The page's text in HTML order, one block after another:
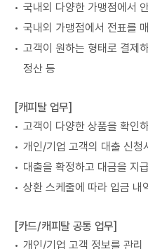
국내외 다양한 가맹점에서
국내외 가맹점에서 전표를
고객이 원하는 형태로 결제
정산 등
[캐피탈 업무]
고객이 다양한 상품을 확인
개인/기업 고객의 대출 신청
대출을 확정하고 대금을 지급
상환 스케줄에 따라 입금 내
[카드/캐피탈 공통 업무]
개인/기업 고객 정보를 관리